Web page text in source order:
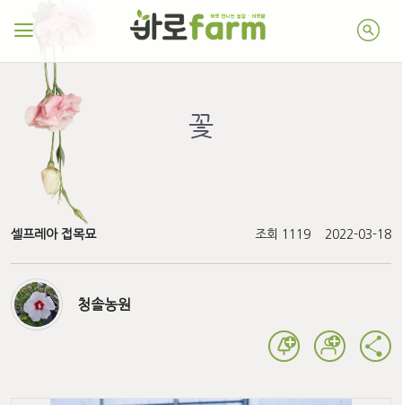
꽃
셀프레아 접목묘 조회 1119 2022-03-18
청솔농원